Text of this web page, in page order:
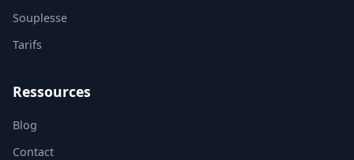
Souplesse
Tarifs
Ressources
Blog
Contact